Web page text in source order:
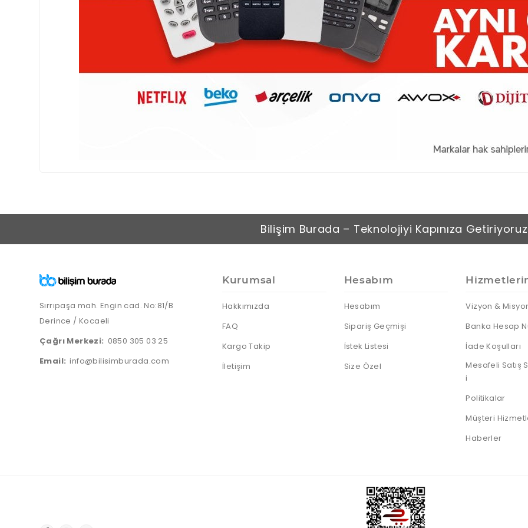
Bilişim Burada – Teknolojiyi Kapınıza
Sırrıpaşa mah. Engin cad. No:81/B
Derince / Kocaeli
Çağrı Merkezi: 0850 305 03 25
Email: info@bilisimburada.com
Kurumsal
Hakkımızda
FAQ
Kargo Takip
İletişim
Hesabım
Hesabım
Sipariş Geçmişi
İstek Listesi
Size Özel
Vizyon &
Banka Hesap
İade Koşulları
Mesafeli Satış
i
Politikalar
Müşteri
Haberler